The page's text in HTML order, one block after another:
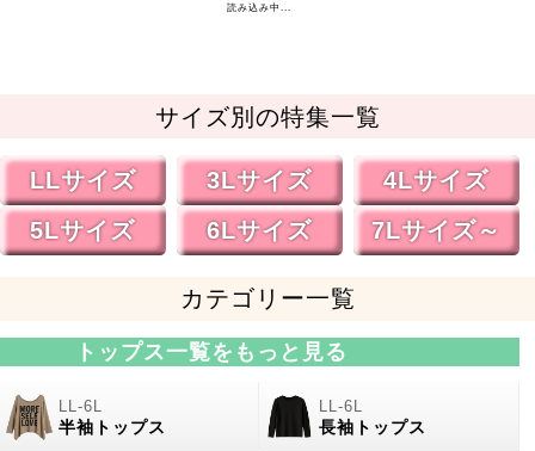
読み込み中...
サイズ別の特集一覧
LLサイズ 3Lサイズ
4Lサイズ
5Lサイズ
6Lサイズ 7Lサイズ～
カテゴリー一覧
トップス一覧をもっと見る
半袖トップス 長袖トップス